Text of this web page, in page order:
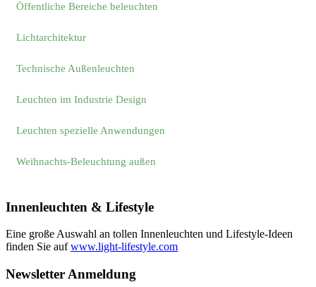
Öffentliche Bereiche beleuchten
Lichtarchitektur
Technische Außenleuchten
Leuchten im Industrie Design
Leuchten spezielle Anwendungen
Weihnachts-Beleuchtung außen
Innenleuchten & Lifestyle
Eine große Auswahl an tollen Innenleuchten und Lifestyle-Ideen
finden Sie aufwww.light-lifestyle.com
Newsletter Anmeldung